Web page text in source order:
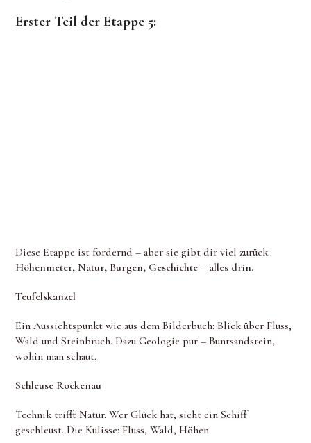
Erster Teil der Etappe 5:
Diese Etappe ist fordernd – aber sie gibt dir viel zurück.
Höhenmeter, Natur, Burgen, Geschichte – alles drin.
Teufelskanzel
Ein Aussichtspunkt wie aus dem Bilderbuch: Blick über Fluss,
Wald und Steinbruch. Dazu Geologie pur – Buntsandstein,
wohin man schaut.
Schleuse Rockenau
Technik trifft Natur. Wer Glück hat, sieht ein Schiff
geschleust. Die Kulisse: Fluss, Wald, Höhen.